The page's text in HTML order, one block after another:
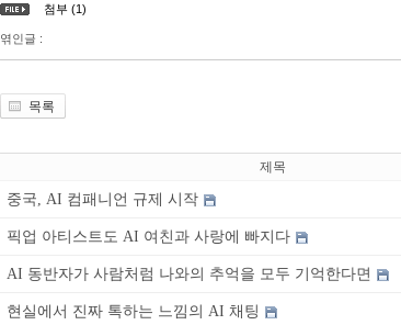
첨부 (1)
엮인글 :
목록
제목
중국, AI 컴패니언 규제 시작
픽업 아티스트도 AI 여친과 사랑에 빠지다
AI 동반자가 사람처럼 나와의 추억을 모두 기억한다면
현실에서 진짜 톡하는 느낌의 AI 채팅